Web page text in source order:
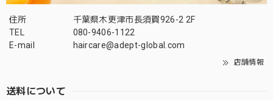
住所
千葉県木更津市長須賀926-2 2F
TEL
080-9406-1122
E-mail
haircare@adept-global.com
店舗情報
送料について